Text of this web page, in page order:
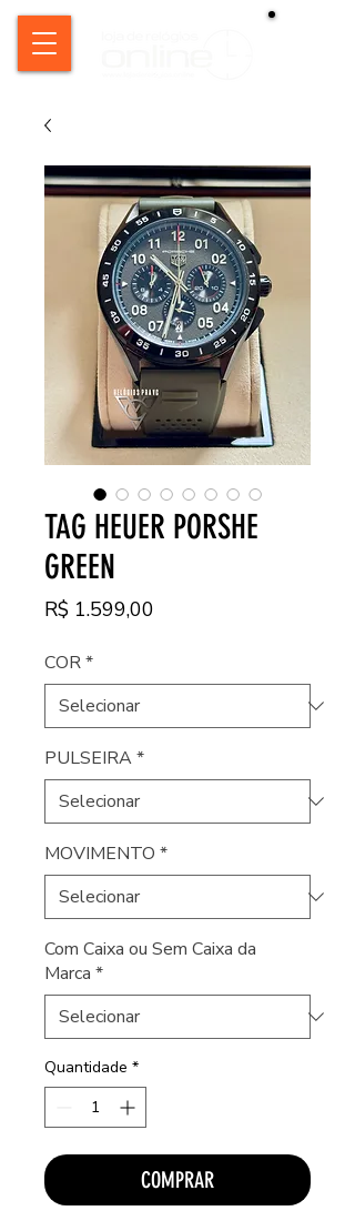
TAG HEUER PORSHE
GREEN
R$ 1.599,00
COR*
PULSEIRA*
MOVIMENTO *
Com Caixa ou Sem Caixa da
Marca *
Quantidade *
COMPRAR